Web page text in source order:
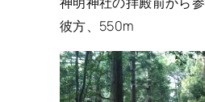
彼方、550m